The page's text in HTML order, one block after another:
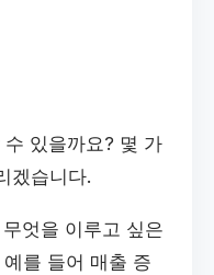
있을까요? 몇 가
겠습니다.
엇을 이루고 싶은
를 들어 매출 증